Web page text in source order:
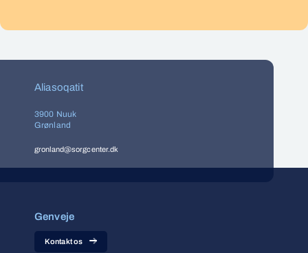
Aliasoqatit
3900 Nuuk
Grønland
gronland@sorgcenter.dk
Genveje
Kontakt os